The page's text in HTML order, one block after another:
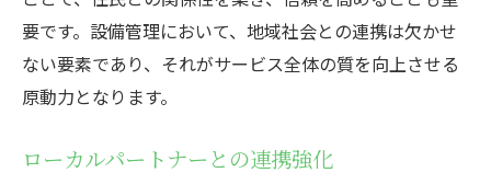
要です。設備管理において、地域社会との連携は欠かせ
ない要素であり、それがサービス全体の質を向上させる
原動力となります。
ローカルパートナーとの連携強化